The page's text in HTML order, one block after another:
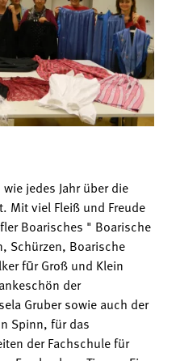
jedes Jahr über die
Mit viel Fleiß und Freude
Boarisches " Boarische
Schürzen, Boarische
fūr Groß und Klein
der
Gruber sowie auch der
Spinn, für das
der Fachschule für